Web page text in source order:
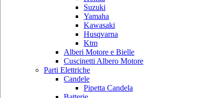
Suzuki
Yamaha
Kawasaki
Husqvarna
Ktm
Alberi Motore e Bielle
Cuscinetti Albero Motore
Parti Elettriche
Candele
Pipetta Candela